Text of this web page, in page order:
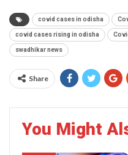
covid cases in odisha
covid cases rising in odisha
swadhikar news
Share
You Might